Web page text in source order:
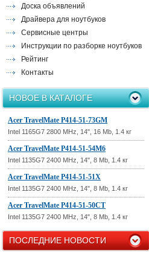
Доска объявлений
Драйвера для ноутбуков
Сервисные центры
Инструкции по разборке ноутбуков
Рейтинг
Контакты
НОВОЕ В КАТАЛОГЕ
Acer TravelMate P414-51-73GM
Intel 1165G7 2800 MHz, 14", 16 Mb, 1.4 кг
Acer TravelMate P414-51-54M6
Intel 1135G7 2400 MHz, 14", 8 Mb, 1.4 кг
Acer TravelMate P414-51-51X
Intel 1135G7 2400 MHz, 14", 8 Mb, 1.4 кг
Acer TravelMate P414-51-50CT
Intel 1135G7 2400 MHz, 14", 8 Mb, 1.4 кг
ПОСЛЕДНИЕ НОВОСТИ